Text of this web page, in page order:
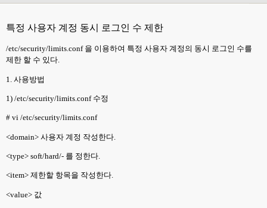
특정 사용자 계정 동시 로그인 수 제한
/etc/security/limits.conf 을 이용하여 특정 사용자 계정의 동시 로그인 수를
제한 할 수 있다.
1. 사용방법
1) /etc/security/limits.conf 수정
# vi /etc/security/limits.conf
<domain> 사용자 계정 작성한다
<type> soft/hard/- 를 정한다
<item> 제한할 항목을 작성한다.
<value> 값